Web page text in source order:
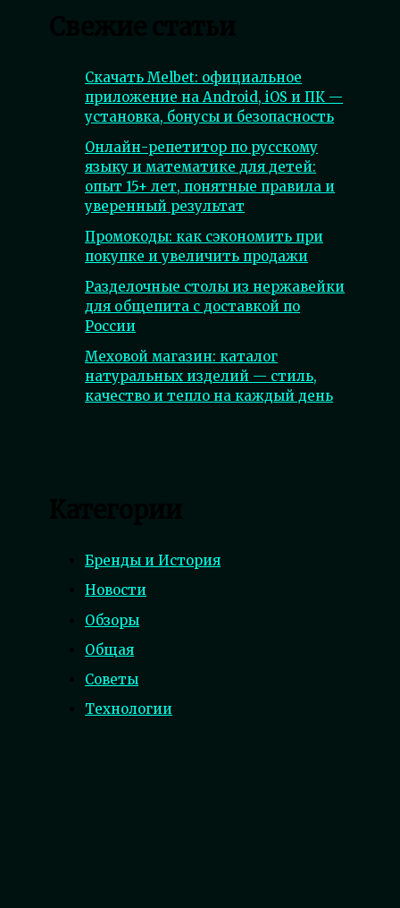
Скачать Melbet: официальное
приложение на Android, iOS и ПК —
установка, бонусы и безопасность
Онлайн-репетитор по русскому
языку и математике для детей:
опыт 15+ лет, понятные правила и
уверенный результат
Промокоды: как сэкономить при
покупке и увеличить продажи
Разделочные столы из нержавейки
для общепита с доставкой по
России
Меховой магазин: каталог
натуральных изделий — стиль,
качество и тепло на каждый день
Бренды и История
Новости
Обзоры
Общая
Советы
Технологии